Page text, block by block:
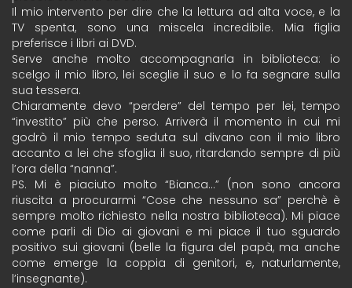
Il mio intervento per dire che la lettura ad alta voce, e la
TV spenta, sono una miscela incredibile. Mia figlia
preferisce i libri ai DVD.
Serve anche molto accompagnarla in biblioteca: io
scelgo il mio libro, lei sceglie il suo e lo fa segnare sulla
sua tessera.
Chiaramente devo “perdere” del tempo per lei, tempo
“investito” più che perso. Arriverà il momento in cui mi
godrò il mio tempo seduta sul divano con il mio libro
accanto a lei che sfoglia il suo, ritardando sempre di più
l’ora della “nanna”.
PS. Mi è piaciuto molto “Bianca…” (non sono ancora
riuscita a procurarmi “Cose che nessuno sa” perchè è
sempre molto richiesto nella nostra biblioteca). Mi piace
come parli di Dio ai giovani e mi piace il tuo sguardo
positivo sui giovani (belle la figura del papà, ma anche
come emerge la coppia di genitori, e, naturlamente,
l’insegnante).